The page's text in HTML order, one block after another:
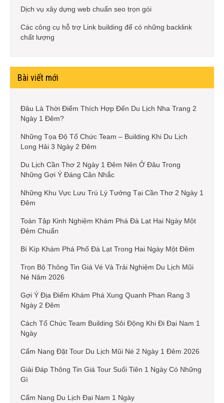
Dịch vụ xây dựng web chuẩn seo trọn gói
Các công cụ hỗ trợ Link building để có những backlink
chất lượng
Bài viết mới
Đâu Là Thời Điểm Thích Hợp Đến Du Lịch Nha Trang 2
Ngày 1 Đêm?
Những Tọa Độ Tổ Chức Team – Building Khi Du Lịch
Long Hải 3 Ngày 2 Đêm
Du Lịch Cần Thơ 2 Ngày 1 Đêm Nên Ở Đâu Trong
Những Gợi Ý Đáng Cân Nhắc
Những Khu Vực Lưu Trú Lý Tưởng Tại Cần Thơ 2 Ngày 1
Đêm
Toàn Tập Kinh Nghiệm Khám Phá Đà Lạt Hai Ngày Một
Đêm Chuẩn
Bí Kíp Khám Phá Phố Đà Lạt Trong Hai Ngày Một Đêm
Trọn Bộ Thông Tin Giá Vé Và Trải Nghiệm Du Lịch Mũi
Né Năm 2026
Gợi Ý Địa Điểm Khám Phá Xung Quanh Phan Rang 3
Ngày 2 Đêm
Cách Tổ Chức Team Building Sôi Động Khi Đi Đại Nam 1
Ngày
Cẩm Nang Đặt Tour Du Lịch Mũi Né 2 Ngày 1 Đêm 2026
Giải Đáp Thông Tin Giá Tour Suối Tiên 1 Ngày Có Những
Gì
Cẩm Nang Du Lịch Đại Nam 1 Ngày